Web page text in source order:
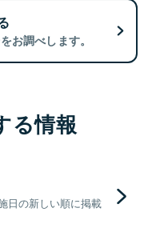
お調べします。
る情報
日の新しい順に掲載